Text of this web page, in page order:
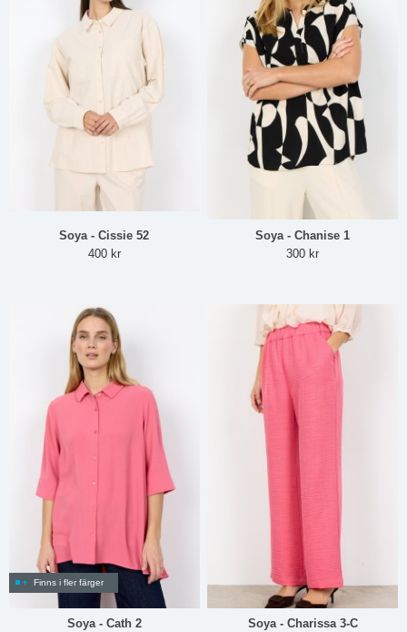
Soya - Cissie 52
400 kr
Soya - Chanise 1
300 kr
Finns i fler färger
Soya - Cath 2
Soya - Charissa 3-C